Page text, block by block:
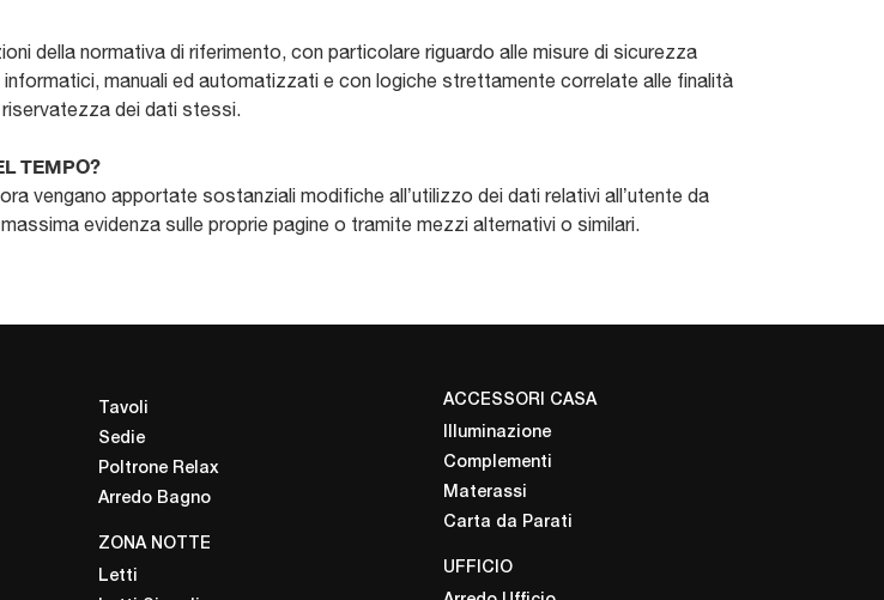
della normativa di riferimento, con particolare riguardo alle misure di sicurezza
manuali ed automatizzati e con logiche strettamente correlate alle finalità
dei dati stessi.
TEMPO?
vengano apportate sostanziali modifiche all’utilizzo dei dati relativi all’utente da
evidenza sulle proprie pagine o tramite mezzi alternativi o similari.
Tavoli
Sedie
Poltrone Relax
Arredo Bagno
ZONA NOTTE
Letti
ACCESSORI CASA
Illuminazione
Complementi
Materassi
Carta da Parati
UFFICIO